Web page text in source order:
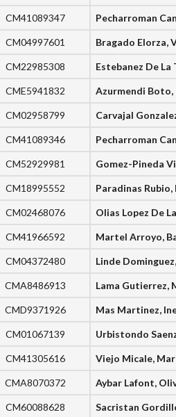
CM41089347 Pecharroman
CM04997601 Bragado Elorza,
CM22985308 Estebanez De
CME5941832 Azurmendi Boto,
CM02958799 Carvajal
CM41089346 Pecharroman
CM52929981 Gomez-Pineda
CM18995552 Paradinas Rubio,
CM02468076 Olias Lopez De
CM41966592 Martel Arroyo,
CM04372480 Linde
CMA8486913 Lama Gutierrez,
CMD9371926 Mas Martinez,
CM01067139 Urbistondo
CM41305616 Viejo Micale,
CMA8070372 Aybar Lafont,
CM60088628 Sacristan